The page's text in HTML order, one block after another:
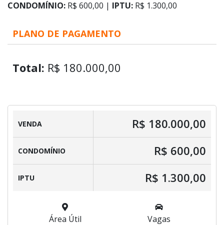
CONDOMÍNIO: R$ 600,00 | IPTU: R$ 1.300,00
PLANO DE PAGAMENTO
Total: R$ 180.000,00
VENDA R$ 180.000,00
CONDOMÍNIO R$ 600,00
IPTU R$ 1.300,00
Área Útil
Vagas